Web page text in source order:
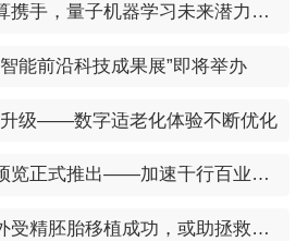
人工智能与量子计算携手，量子机器学习未来潜力有多大
能前沿科技成果展”即将举办
级——数字适老化体验不断优化
鸿蒙星河版开发者预览正式推出——加速千行百业应用鸿蒙化
全球首例白犀牛体外受精胚胎移植成功，或助拯救仅存两只的北方白犀牛